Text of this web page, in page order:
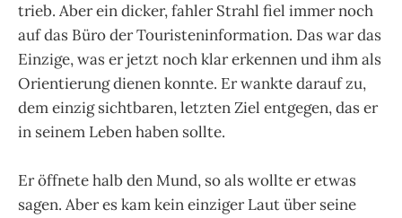
trieb. Aber ein dicker, fahler Strahl fiel immer noch
auf das Büro der Touristeninformation. Das war das
Einzige, was er jetzt noch klar erkennen und ihm als
Orientierung dienen konnte. Er wankte darauf zu,
dem einzig sichtbaren, letzten Ziel entgegen, das er
in seinem Leben haben sollte.
Er öffnete halb den Mund, so als wollte er etwas
sagen. Aber es kam kein einziger Laut über seine